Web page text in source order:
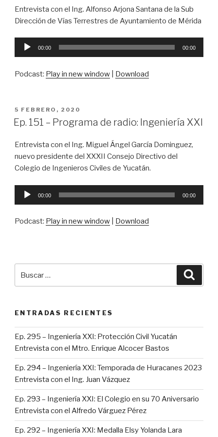
Entrevista con el Ing. Alfonso Arjona Santana de la Sub
Dirección de Vías Terrestres de Ayuntamiento de Mérida
Reproductor
00:00 00:00
Podcast: Play in new window Download
PUBLICADO
EN
5 FEBRERO, 2020
Ep. 151 – Programa de radio: Ingeniería XXI
Entrevista con el Ing. Miguel Ángel García Dominguez,
nuevo presidente del XXXII Consejo Directivo del
Colegio de Ingenieros Civiles de Yucatán.
Reproductor
00:00 00:00
Podcast: Play in new window Download
ENTRADAS RECIENTES
Ep. 295 – Ingeniería XXI: Protección Civil Yucatán
Entrevista con el Mtro. Enrique Alcocer Bastos
Ep. 294 – Ingeniería XXI: Temporada de Huracanes 2023
Entrevista con el Ing. Juan Vázquez
Ep. 293 – Ingeniería XXI: El Colegio en su 70 Aniversario
Entrevista con el Alfredo Várguez Pérez
Ep. 292 – Ingeniería XXI: Medalla Elsy Yolanda Lara